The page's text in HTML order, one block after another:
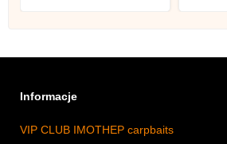
Informacje
VIP CLUB IMOTHEP carpbaits